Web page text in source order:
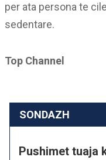
per ata persona te
sedentare.
Top Channel
SONDAZH
Pushimet tuaja